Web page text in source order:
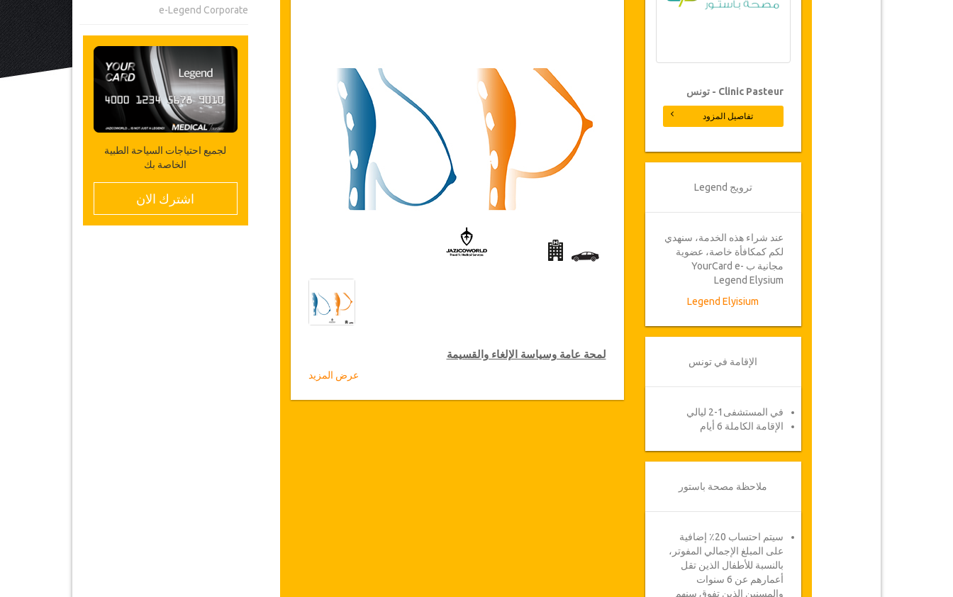
e-Legend Corporate
لجميع احتياجات السياحة الطبية
الخاصة بك
اشترك الان
لمحة عامة وسياسة الإلغاء والقسيمة
لمحة عامة
عرض المزيد
Clinic Pasteur - تونس
تفاصيل المزود
ترويج Legend
عند شراء هذه الخدمة، سنهدي
لكم كمكافأة خاصة، عضوية
مجانية ب YourCard e-
Legend Elysium
Legend Elyisium
الإقامة في تونس
في المستشفى1-2 ليالي
الإقامة الكاملة 6 أيام
ملاحظة مصحة باستور
سيتم احتساب 20٪ إضافية
على المبلغ الإجمالي المفوتر،
بالنسبة للأطفال الذين تقل
أعمارهم عن 6 سنوات
والمسنين الذين تفوق سنهم